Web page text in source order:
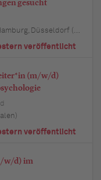
gesucht
(Hessen), Bremen, Schwerin (Mecklenburg-Vorpommern), Mainz (Rheinland-Pfalz), Saarbrücken (Saarland), Dresden (Sachsen), Magdeburg (Sachsen-Anhalt), Potsdam (Brandenburg), Erfurt (Thüringen), Würzburg (Bayern), Heilbronn (Baden-Württemberg), Leipzig (Sachsen)
veröffentlicht
(m/w/d)
veröffentlicht
w/d) im